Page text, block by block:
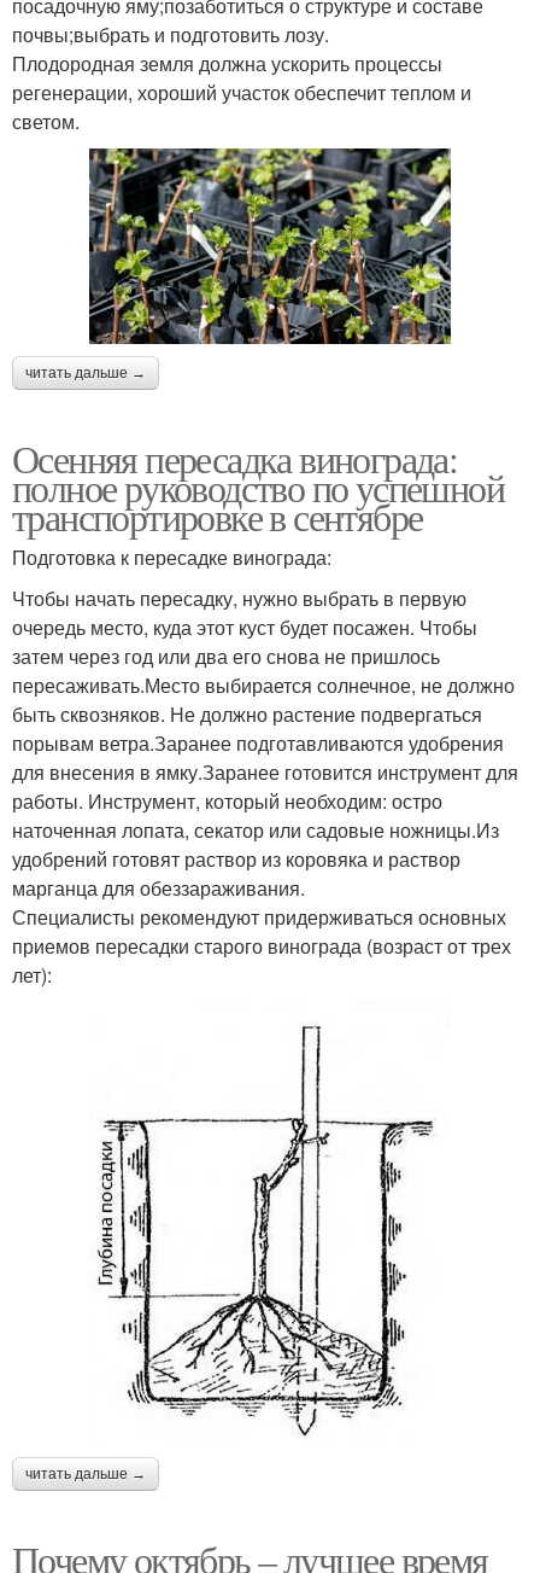
почвы;выбрать и подготовить лозу.
Плодородная земля должна ускорить процессы
регенерации, хороший участок обеспечит теплом и
светом.
читать дальше →
Осенняя пересадка винограда:
полное руководство по успешной
транспортировке в сентябре
Подготовка к пересадке винограда:
Чтобы начать пересадку, нужно выбрать в первую
очередь место, куда этот куст будет посажен. Чтобы
затем через год или два его снова не пришлось
пересаживать.Место выбирается солнечное, не должно
быть сквозняков. Не должно растение подвергаться
порывам ветра.Заранее подготавливаются удобрения
для внесения в ямку.Заранее готовится инструмент для
работы. Инструмент, который необходим: остро
наточенная лопата, секатор или садовые ножницы.Из
удобрений готовят раствор из коровяка и раствор
марганца для обеззараживания.
Специалисты рекомендуют придерживаться основных
приемов пересадки старого винограда (возраст от трех
лет):
читать дальше →
Почему октябрь – лучшее время